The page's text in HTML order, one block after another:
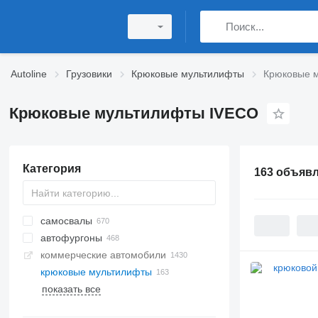
Autoline Грузовики Крюковые мультилифты Крюковые
Крюковые мультилифты IVECO
Категория
самосвалы
автофургоны
коммерческие автомобили
крюковые мультилифты
показать все
163